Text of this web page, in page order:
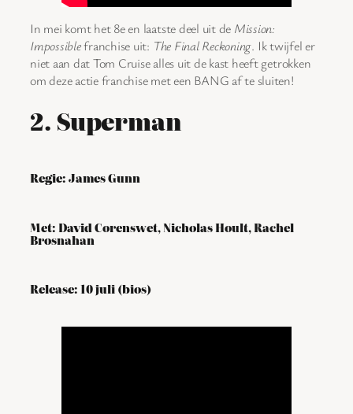
In mei komt het 8e en laatste deel uit de Mission:
Impossiblefranchise uit: The Final Reckoning. Ik twijfel er
niet aan dat Tom Cruise alles uit de kast heeft getrokken
om deze actie franchise met een BANG af te sluiten!
2. Superman
Regie: James Gunn
Met: David Corenswet, Nicholas Hoult, Rachel
Brosnahan
Release: 10 juli (bios)